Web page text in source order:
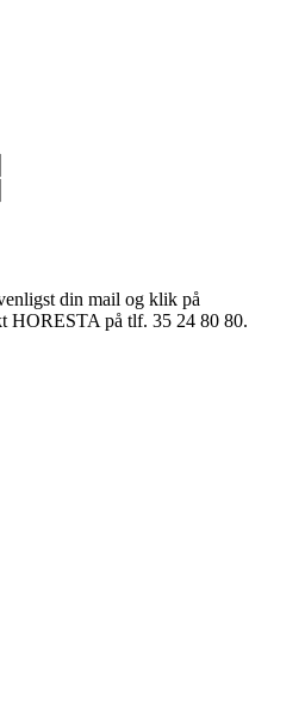
din mail og klik på
HORESTA på tlf. 35 24 80 80.